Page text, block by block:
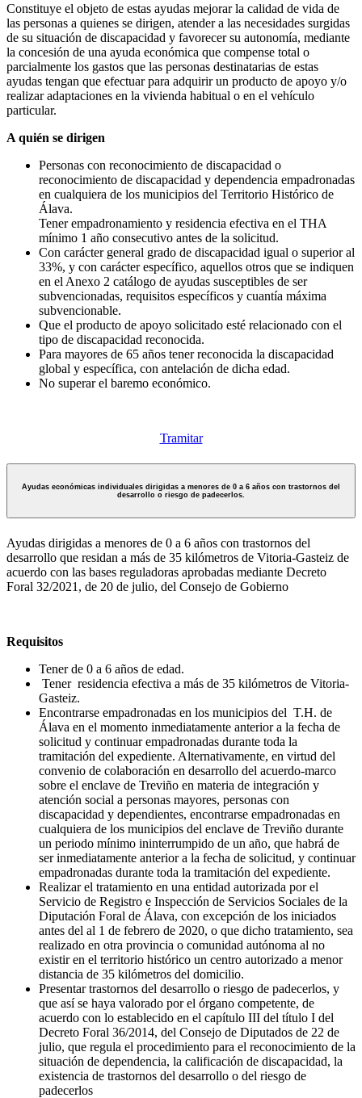
Constituye el objeto de estas ayudas mejorar la calidad de vida de
las personas a quienes se dirigen, atender a las necesidades surgidas
de su situación de discapacidad y favorecer su autonomía, mediante
la concesión de una ayuda económica que compense total o
parcialmente los gastos que las personas destinatarias de estas
ayudas tengan que efectuar para adquirir un producto de apoyo y/o
realizar adaptaciones en la vivienda habitual o en el vehículo
particular.
A quién se dirigen
Personas con reconocimiento de discapacidad o
reconocimiento de discapacidad y dependencia empadronadas
en cualquiera de los municipios del Territorio Histórico de
Álava.
Tener empadronamiento y residencia efectiva en el THA
mínimo 1 año consecutivo antes de la solicitud.
Con carácter general grado de discapacidad igual o superior al
33%, y con carácter específico, aquellos otros que se indiquen
en el Anexo 2 catálogo de ayudas susceptibles de ser
subvencionadas, requisitos específicos y cuantía máxima
subvencionable.
Que el producto de apoyo solicitado esté relacionado con el
tipo de discapacidad reconocida.
Para mayores de 65 años tener reconocida la discapacidad
global y específica, con antelación de dicha edad.
No superar el baremo económico.
Tramitar
Ayudas económicas individuales dirigidas a menores de 0 a 6 años con trastornos del
desarrollo o riesgo de padecerlos.
Ayudas dirigidas a menores de 0 a 6 años con trastornos del
desarrollo que residan a más de 35 kilómetros de Vitoria-Gasteiz de
acuerdo con las bases reguladoras aprobadas mediante Decreto
Foral 32/2021, de 20 de julio, del Consejo de Gobierno
Requisitos
Tener de 0 a 6 años de edad.
Tener residencia efectiva a más de 35 kilómetros de Vitoria-
Gasteiz.
Encontrarse empadronadas en los municipios del T.H. de
Álava en el momento inmediatamente anterior a la fecha de
solicitud y continuar empadronadas durante toda la
tramitación del expediente. Alternativamente, en virtud del
convenio de colaboración en desarrollo del acuerdo-marco
sobre el enclave de Treviño en materia de integración y
atención social a personas mayores, personas con
discapacidad y dependientes, encontrarse empadronadas en
cualquiera de los municipios del enclave de Treviño durante
un periodo mínimo ininterrumpido de un año, que habrá de
ser inmediatamente anterior a la fecha de solicitud, y continuar
empadronadas durante toda la tramitación del expediente.
Realizar el tratamiento en una entidad autorizada por el
Servicio de Registro e Inspección de Servicios Sociales de la
Diputación Foral de Álava, con excepción de los iniciados
antes del al 1 de febrero de 2020, o que dicho tratamiento, sea
realizado en otra provincia o comunidad autónoma al no
existir en el territorio histórico un centro autorizado a menor
distancia de 35 kilómetros del domicilio.
Presentar trastornos del desarrollo o riesgo de padecerlos, y
que así se haya valorado por el órgano competente, de
acuerdo con lo establecido en el capítulo III del título I del
Decreto Foral 36/2014, del Consejo de Diputados de 22 de
julio, que regula el procedimiento para el reconocimiento de la
situación de dependencia, la calificación de discapacidad, la
existencia de trastornos del desarrollo o del riesgo de
padecerlos